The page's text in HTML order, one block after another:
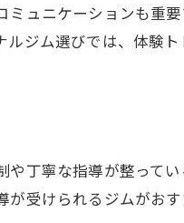
続けるためのパーソナ
ーソナルジムの特徴
用を賢く比較するポイン
ュニケーションも重
ジム選びでは、体験
丁寧な指導が整って
受けられるジムがおす